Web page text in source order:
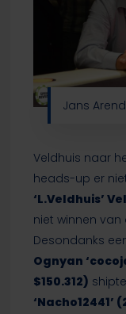
Jans
Veldhuis naar
heads-up er
‘L.Veldhuis’
niet winnen van
Desondanks
Ognyan
$150.312)
‘Nacho12441’